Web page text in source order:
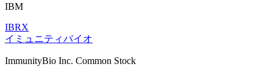
IBM
IBRX
イミュニティバイオ
ImmunityBio Inc. Common Stock